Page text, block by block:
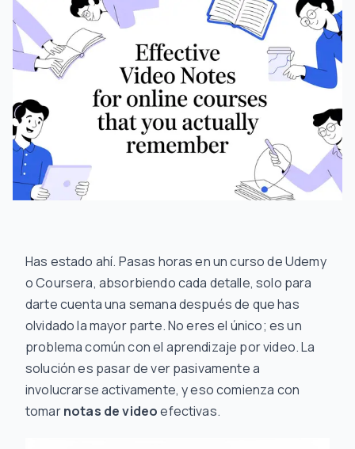
Has estado ahí. Pasas horas en un curso de Udemy
o Coursera, absorbiendo cada detalle, solo para
darte cuenta una semana después de que has
olvidado la mayor parte. No eres el único; es un
problema común con el aprendizaje por video. La
solución es pasar de ver pasivamente a
involucrarse activamente, y eso comienza con
tomarnotas de videoefectivas.